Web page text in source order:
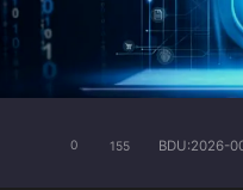
0 155 BDU:2026-